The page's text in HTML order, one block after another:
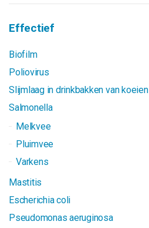
Effectief
Biofilm
Poliovirus
Slijmlaag in drinkbakken van koeien
Salmonella
Melkvee
Pluimvee
Varkens
Mastitis
Escherichia coli
Pseudomonas aeruginosa